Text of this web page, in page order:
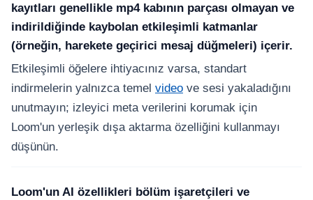
kayıtları genellikle mp4 kabının parçası olmayan ve
indirildiğinde kaybolan etkileşimli katmanlar
(örneğin, harekete geçirici mesaj düğmeleri) içerir.
Etkileşimli öğelere ihtiyacınız varsa, standart
indirmelerin yalnızca temel video ve sesi yakaladığını
unutmayın; izleyici meta verilerini korumak için
Loom'un yerleşik dışa aktarma özelliğini kullanmayı
düşünün.
Loom'un AI özellikleri bölüm işaretçileri ve